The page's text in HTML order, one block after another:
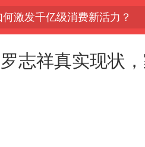
记张毅恭被查
其巴基斯坦签署共同防务协议
高县4.9级地震致1人死亡
志祥真实现状